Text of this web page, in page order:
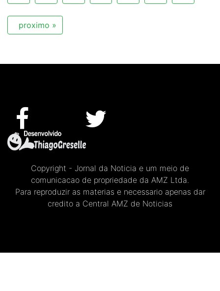
proximo »
Copyright - Jornal da Noticia e um meio de
comunicacao de propriedade da AMZ Ltda.
Para reproduzir as materias e necessario apenas dar
credito a Central AMZ de Noticias